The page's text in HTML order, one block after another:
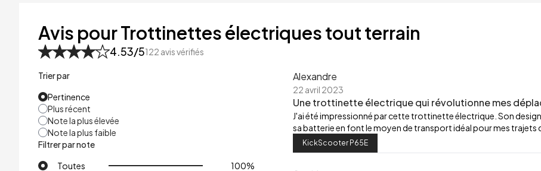
53kg
Avis pour Trottinettes électriques tout terrain
4.53/5122 avis vérifiés
Trier par
Pertinence
Plus récent
Note la plus élevée
Note la plus faible
Filtrer par note
Toutes
100%
Alexandre
22 avril 2023
Une trottinette électrique qui révolutionne mes
J'ai été impressionné par cette trottinette électrique. Son
sa batterie en font le moyen de transport idéal pour mes trajets
KickScooter P65E